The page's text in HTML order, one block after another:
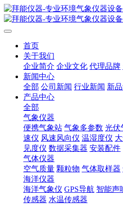
首页
关于我们
企业简介 企业文化 代理品牌
新闻中心
全部 公司新闻 行业新闻 新
产品中心
全部
气象仪器
便携气象站 气象多参数 光伏
速仪 风速风向仪 温湿度仪
见度仪 数据采集器 安装配件
气体仪器
空气质量 颗粒物 气体取样器
海洋仪器
海洋气象仪 GPS导航 智能声
传感器 水温传感器